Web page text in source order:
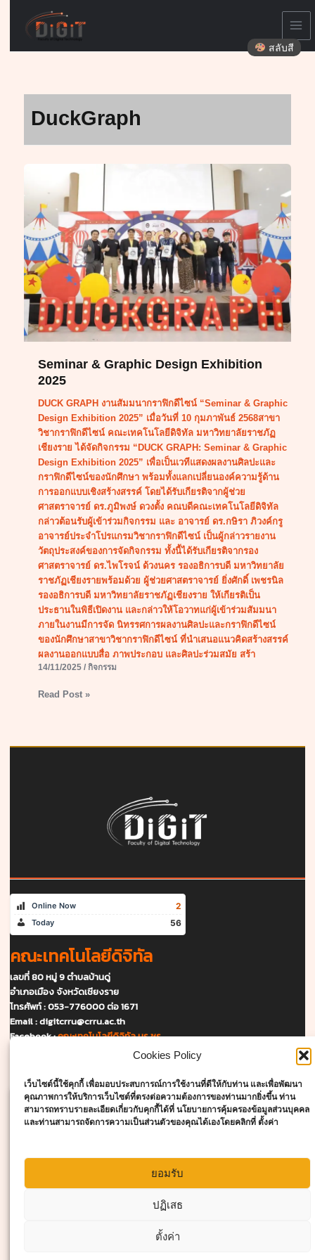
Cookies Policy
เว็บไซต์นี้ใช้คุกกี้ เพื่อมอบประสบการณ์การใช้งานที่ดีให้กับท่าน และเพื่อพัฒนา
คุณภาพการให้บริการเว็บไซต์ที่ตรงต่อความต้องการของท่านมากยิ่งขึ้น ท่าน
สามารถทราบรายละเอียดเกี่ยวกับคุกกี้ได้ที่ นโยบายการคุ้มครองข้อมูลส่วนบุคคล
และท่านสามารถจัดการความเป็นส่วนตัวของคุณได้เองโดยคลิกที่ ตั้งค่า
ยอมรับ
ปฏิเสธ
ตั้งค่า
content
DuckGraph
Seminar & Graphic Design Exhibition
2025
DUCK GRAPH งานสัมมนากราฟิกดีไซน์ “Seminar & Graphic
Design Exhibition 2025” เมื่อวันที่ 10 กุมภาพันธ์ 2568สาขา
วิชากราฟิกดีไซน์ คณะเทคโนโลยีดิจิทัล มหาวิทยาลัยราชภัฏ
เชียงราย ได้จัดกิจกรรม “DUCK GRAPH: Seminar & Graphic
Design Exhibition 2025” เพื่อเป็นเวทีแสดงผลงานศิลปะและ
กราฟิกดีไซน์ของนักศึกษา พร้อมทั้งแลกเปลี่ยนองค์ความรู้ด้าน
การออกแบบเชิงสร้างสรรค์ โดยได้รับเกียรติจากผู้ช่วย
ศาสตราจารย์ ดร.ภูมิพงษ์ ดวงตั้ง คณบดีคณะเทคโนโลยีดิจิทัล
กล่าวต้อนรับผู้เข้าร่วมกิจกรรม และ อาจารย์ ดร.กษิรา ภิวงค์กรู
อาจารย์ประจำโปรแกรมวิชากราฟิกดีไซน์ เป็นผู้กล่าวรายงาน
วัตถุประสงค์ของการจัดกิจกรรม ทั้งนี้ได้รับเกียรติจากรอง
ศาสตราจารย์ ดร.ไพโรจน์ ด้วงนคร รองอธิการบดี มหาวิทยาลัย
ราชภัฏเชียงรายพร้อมด้วย ผู้ช่วยศาสตราจารย์ ยิ่งศักดิ์ เพชรนิล
รองอธิการบดี มหาวิทยาลัยราชภัฏเชียงราย ให้เกียรติเป็น
ประธานในพิธีเปิดงาน และกล่าวให้โอวาทแก่ผู้เข้าร่วมสัมมนา
ภายในงานมีการจัด นิทรรศการผลงานศิลปะและกราฟิกดีไซน์
ของนักศึกษาสาขาวิชากราฟิกดีไซน์ ที่นำเสนอแนวคิดสร้างสรรค์
ผลงานออกแบบสื่อ ภาพประกอบ และศิลปะร่วมสมัย สร้า
14/11/2025 / กิจกรรม
Seminar
Graphic
Design
Exhibition
2025
Read Post »
Online Now 2
Today 56
คณะเทคโนโลยีดิจิทัล
เลขที่ 80 หมู่ 9 ตำบลบ้านดู่
อำเภอเมือง จังหวัดเชียงราย
โทรศัพท์ : 053-776000 ต่อ 1671
Email :digitcrru@crru.ac.th
Facebook :คณะเทคโนโลยีดิจิทัล มร.ชร.
แผนที่และการเดินทาง
Click to accept marketing cookies and
enable this content
สลับสี